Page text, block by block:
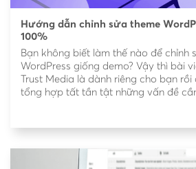
Hướng dẫn chỉnh sửa theme
100%
Bạn không biết làm thế nào để chỉnh
WordPress giống demo? Vậy thì bài
Trust Media là dành riêng cho bạn rồi
tổng hợp tất tần tật những vấn đề